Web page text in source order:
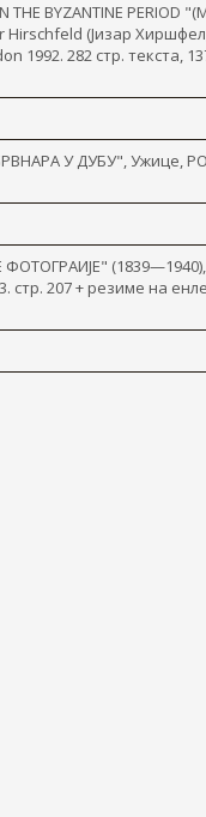
THE BYZANTINE РERIOD
Hirschfeld (Јизар
1992. 282 стр. текста,
У ДУБУ", Ужице, РО
207 + резиме на